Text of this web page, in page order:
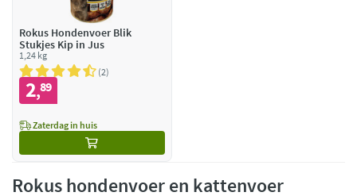
Rokus Hondenvoer Blik
Stukjes Kip in Jus
1,24 kg
2
2,89
Zaterdag in huis
Rokus hondenvoer en kattenvoer